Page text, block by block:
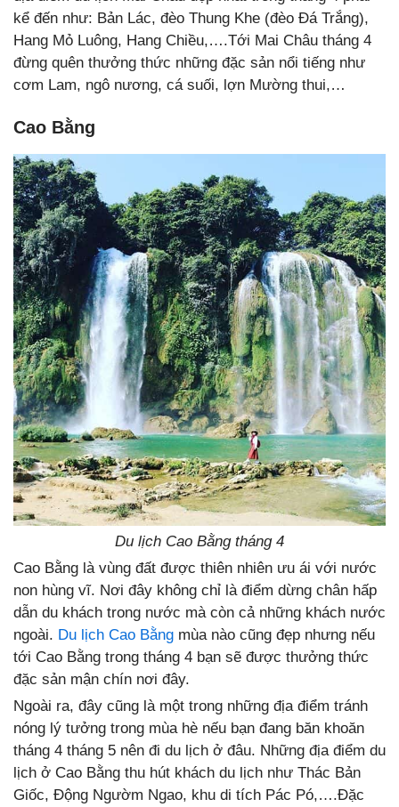
kể đến như: Bản Lác, đèo Thung Khe (đèo Đá Trắng),
Hang Mỏ Luông, Hang Chiều,….Tới Mai Châu tháng 4
đừng quên thưởng thức những đặc sản nổi tiếng như
cơm Lam, ngô nương, cá suối, lợn Mường thui,…
Cao Bằng
Du lịch Cao Bằng tháng 4
Cao Bằng là vùng đất được thiên nhiên ưu ái với nước
non hùng vĩ. Nơi đây không chỉ là điểm dừng chân hấp
dẫn du khách trong nước mà còn cả những khách nước
ngoài. Du lịch Cao Bằng mùa nào cũng đẹp nhưng nếu
tới Cao Bằng trong tháng 4 bạn sẽ được thưởng thức
đặc sản mận chín nơi đây.
Ngoài ra, đây cũng là một trong những địa điểm tránh
nóng lý tưởng trong mùa hè nếu bạn đang băn khoăn
tháng 4 tháng 5 nên đi du lịch ở đâu. Những địa điểm du
lịch ở Cao Bằng thu hút khách du lịch như Thác Bản
Giốc, Động Ngườm Ngao, khu di tích Pác Pó,….Đặc